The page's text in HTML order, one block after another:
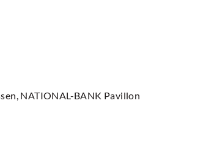
NATIONAL-BANK Pavillon